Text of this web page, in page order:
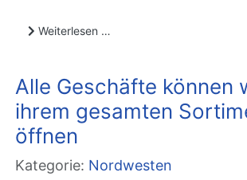
Weiterlesen …
Alle Geschäfte können
ihrem gesamten
öffnen
Kategorie: Nordwesten